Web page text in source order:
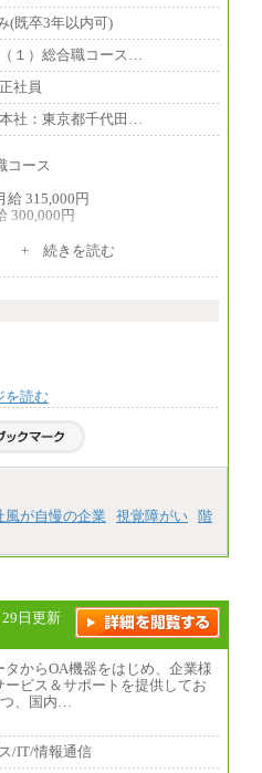
(既卒3年以内可)
（１）総合職コース…
正社員
本社：東京都千代田…
コース
給 315,000円
300,000円
給 282,000円
270,000円
+ 続きを読む
読む
風が自慢の企業 視覚障がい
階
29日更新
からOA機器をはじめ、企業様
ビス＆サポートを提供してお
、国内…
/IT/情報通信